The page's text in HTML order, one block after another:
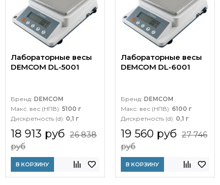
Лабораторные весы
DEMCOM DL-5001
Бренд: DEMCOM
Макс. вес (НПВ): 5100 г
Дискретность (d): 0,1 г
18 913 руб 26 838
руб
В КОРЗИНУ
Лабораторные весы
DEMCOM DL-6001
Бренд: DEMCOM
Макс. вес (НПВ): 6100 г
Дискретность (d): 0,1 г
19 560 руб 27 746
руб
В КОРЗИНУ